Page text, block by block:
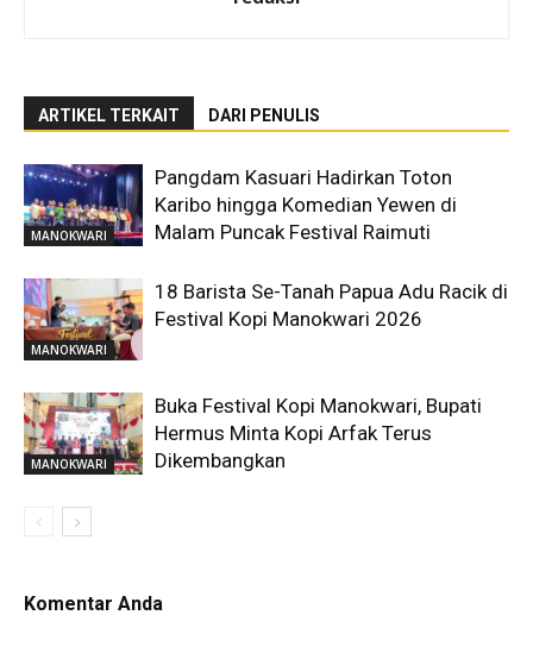
ARTIKEL TERKAIT DARI PENULIS
MANOKWARI
Pangdam Kasuari Hadirkan Toton
Karibo hingga Komedian Yewen di
Malam Puncak Festival Raimuti
MANOKWARI
18 Barista Se-Tanah Papua Adu Racik di
Festival Kopi Manokwari 2026
MANOKWARI
Buka Festival Kopi Manokwari, Bupati
Hermus Minta Kopi Arfak Terus
Dikembangkan
Komentar Anda